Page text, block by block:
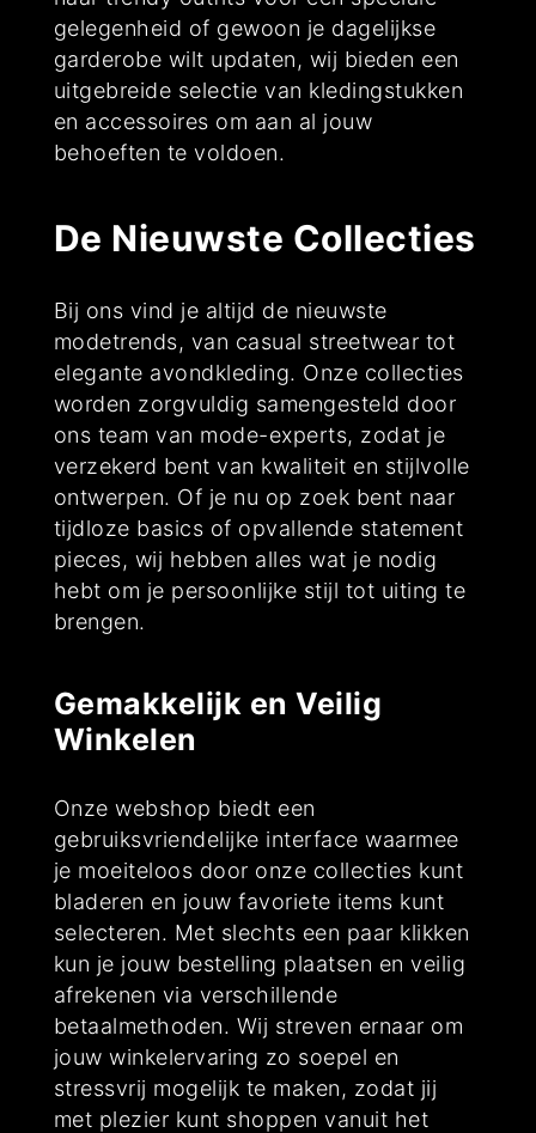
gelegenheid of gewoon je dagelijkse
garderobe wilt updaten, wij bieden een
uitgebreide selectie van kledingstukken
en accessoires om aan al jouw
behoeften te voldoen.
De Nieuwste Collecties
Bij ons vind je altijd de nieuwste
modetrends, van casual streetwear tot
elegante avondkleding. Onze collecties
worden zorgvuldig samengesteld door
ons team van mode-experts, zodat je
verzekerd bent van kwaliteit en stijlvolle
ontwerpen. Of je nu op zoek bent naar
tijdloze basics of opvallende statement
pieces, wij hebben alles wat je nodig
hebt om je persoonlijke stijl tot uiting te
brengen.
Gemakkelijk en Veilig
Winkelen
Onze webshop biedt een
gebruiksvriendelijke interface waarmee
je moeiteloos door onze collecties kunt
bladeren en jouw favoriete items kunt
selecteren. Met slechts een paar klikken
kun je jouw bestelling plaatsen en veilig
afrekenen via verschillende
betaalmethoden. Wij streven ernaar om
jouw winkelervaring zo soepel en
stressvrij mogelijk te maken, zodat jij
met plezier kunt shoppen vanuit het